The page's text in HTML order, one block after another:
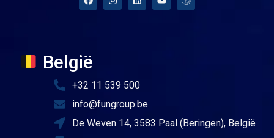
België
+32 11 539 500
info@fungroup.be
De Weven 14, 3583 Paal (Beringen), België